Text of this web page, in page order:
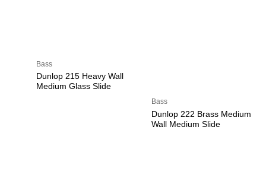
Bass
Dunlop 215 Heavy Wall
Medium Glass Slide
Bass
Dunlop 222 Brass Medium
Wall Medium Slide